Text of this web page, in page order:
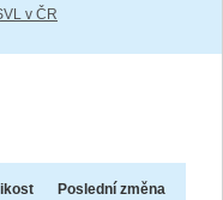
v ČR
Poslední změna